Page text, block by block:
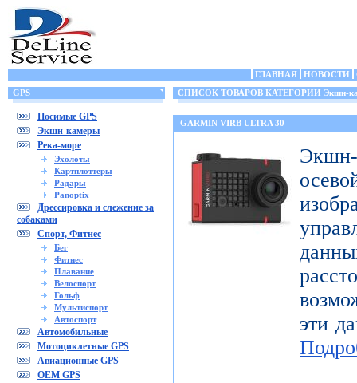
ГЛАВНАЯ НОВОСТИ
GPS
Носимые GPS
Экшн-камеры
Река-море
Эхолоты
Картплоттеры
Радары
Panoptix
Дрессировка и слежение за
собаками
Спорт, Фитнес
Бег
Фитнес
Плавание
Велоспорт
Гольф
Мультиспорт
Автоспорт
Автомобильные
Мотоциклетные GPS
Авиационные GPS
OEM GPS
СПИСОК ТОВАРОВ КАТЕГОРИИ Экшн-
GARMIN VIRB ULTRA 30
эти